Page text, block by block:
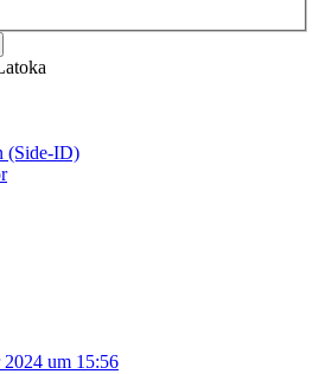
um 15:56